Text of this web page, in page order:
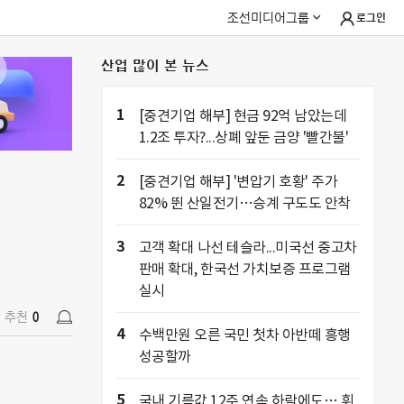
조선미디어그룹 로그인
추천 0
산업 많이 본 뉴스